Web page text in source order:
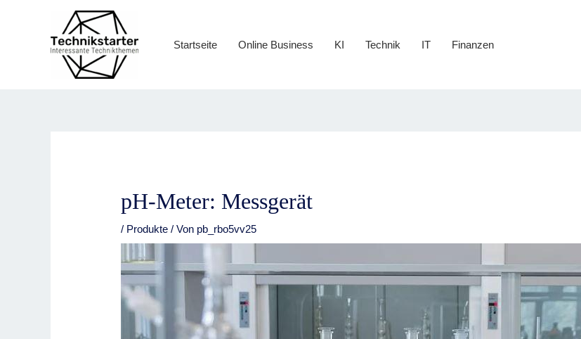
Startseite Online Business KI Technik IT Finanzen
pH-Meter: Messgerät
/ Produkte / Von pb_rbo5vv25